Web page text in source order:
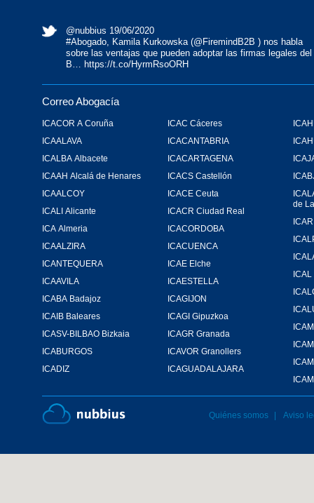
@nubbius 19/06/2020
#Abogado, Kamila Kurkowska (@FiremindB2B ) nos habla
sobre las ventajas que pueden adoptar las firmas legales del
B… https://t.co/HyrmRsoORH
Correo Abogacía
ICACOR A Coruña
ICAALAVA
ICALBA Albacete
ICAAH Alcalá de Henares
ICAALCOY
ICALI Alicante
ICA Almeria
ICAALZIRA
ICANTEQUERA
ICAAVILA
ICABA Badajoz
ICAIB Baleares
ICASV-BILBAO Bizkaia
ICABURGOS
ICADIZ
ICAC Cáceres
ICACANTABRIA
ICACARTAGENA
ICACS Castellón
ICACE Ceuta
ICACR Ciudad Real
ICACORDOBA
ICACUENCA
ICAE Elche
ICAESTELLA
ICAGIJON
ICAGI Gipuzkoa
ICAGR Granada
ICAVOR Granollers
ICAGUADALAJARA
de
Aviso
Quiénes somos